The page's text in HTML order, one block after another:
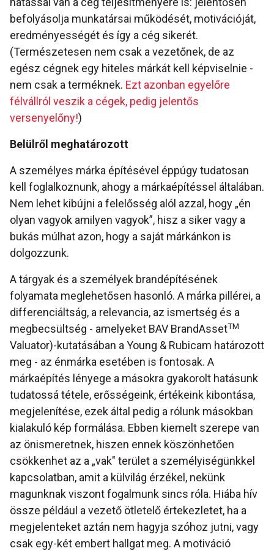
befolyásolja munkatársai működését, motivációját,
eredményességét és így a cég sikerét.
(Természetesen nem csak a vezetőnek, de az
egész cégnek egy hiteles márkát kell képviselnie -
nem csak a terméknek. Ezt azonban egyelőre
félvállról veszik a cégek, pedig jelentős
versenyelőny!)
Belülről meghatározott
A személyes márka építésével éppúgy tudatosan
kell foglalkoznunk, ahogy a márkaépítéssel általában.
Nem lehet kibújni a felelősség alól azzal, hogy „én
olyan vagyok amilyen vagyok”, hisz a siker vagy a
bukás múlhat azon, hogy a saját márkánkon is
dolgozzunk.
A tárgyak és a személyek brandépítésének
folyamata meglehetősen hasonló. A márka pillérei, a
differenciáltság, a relevancia, az ismertség és a
megbecsültség - amelyeket BAV BrandAssetTM
Valuator)-kutatásában a Young & Rubicam határozott
meg - az énmárka esetében is fontosak. A
márkaépítés lényege a másokra gyakorolt hatásunk
tudatossá tétele, erősségeink, értékeink kibontása,
megjelenítése, ezek által pedig a rólunk másokban
kialakuló kép formálása. Ebben kiemelt szerepe van
az önismeretnek, hiszen ennek köszönhetően
csökkenhet az a „vak" terület a személyiségünkkel
kapcsolatban, amit a külvilág érzékel, nekünk
magunknak viszont fogalmunk sincs róla. Hiába hív
össze például a vezető ötletelő értekezletet, ha a
megjelenteket aztán nem hagyja szóhoz jutni, vagy
csak egy-két embert hallgat meg. A motiváció